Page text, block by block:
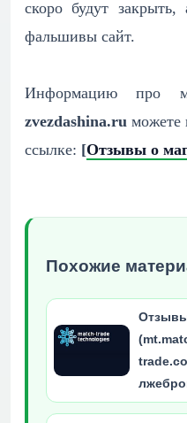
скоро будут
фальшивы сайт.
Информацию про
zvezdashina.ru можете
ссылке: [Отзывы о
Похожие